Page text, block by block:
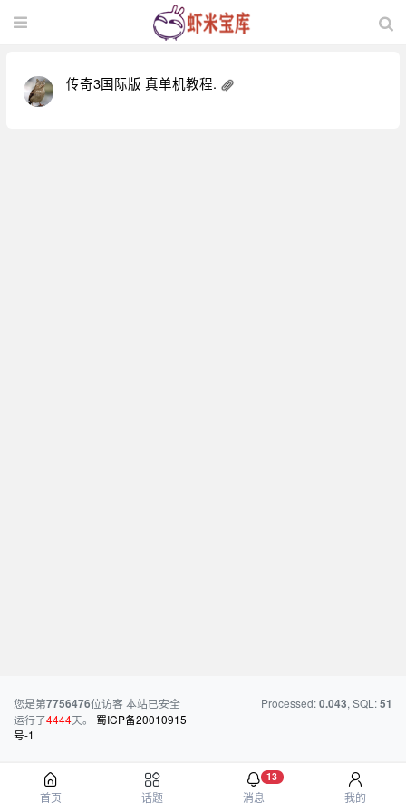
传奇3国际版 真单机教程.
您是第7756476位访客 本站已安全
运行了4444天。
蜀ICP备20010915
号-1
Processed:0.043, SQL:51
首页 话题
13
消息 我的